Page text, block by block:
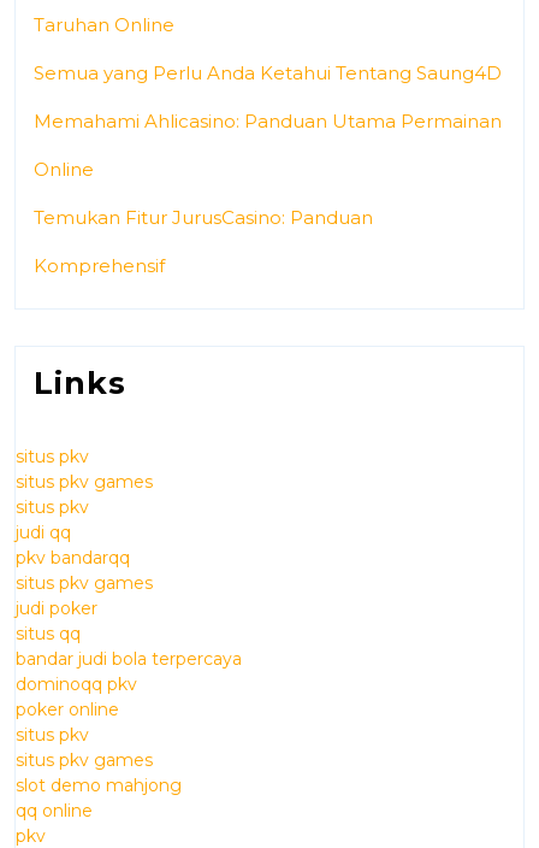
Taruhan Online
Semua yang Perlu Anda Ketahui Tentang Saung4D
Memahami Ahlicasino: Panduan Utama Permainan
Online
Temukan Fitur JurusCasino: Panduan
Komprehensif
Links
situs pkv
situs pkv games
situs pkv
judi qq
pkv bandarqq
situs pkv games
judi poker
situs qq
bandar judi bola terpercaya
dominoqq pkv
poker online
situs pkv
situs pkv games
slot demo mahjong
qq online
pkv